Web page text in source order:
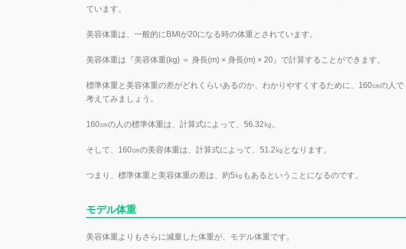
ています。
美容体重は、一般的にBMIが20になる時の体重とされています。
美容体重は『美容体重(kg) ＝ 身長(m) × 身長(m) × 20』で計算することができます。
標準体重と美容体重の差がどれくらいあるのか、わかりやすくするために、160㎝の人で
考えてみましょう。
160㎝の人の標準体重は、計算式によって、56.32㎏。
そして、160㎝の美容体重は、計算式によって、51.2㎏となります。
つまり、標準体重と美容体重の差は、約5㎏もあるということになるのです。
モデル体重
美容体重よりもさらに減量した体重が、モデル体重です。